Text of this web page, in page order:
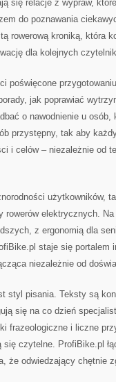
się relacje z wypraw,
do poznawania
rowerową kroniką, która
dla kolejnych
poświęcone
jak poprawiać
o nawodnienie u osób,
przystępny, tak aby
i celów – niezależnie od
użytkowników,
rowerów elektrycznych.
z ergonomią dla
staje się portalem
niezależnie od
styl pisania. Teksty są
się na co dzień
frazeologiczne i liczne
się czytelne. ProfiBike.pl
że odwiedzający chętnie